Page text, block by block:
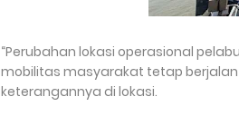
“Perubahan lokasi operasional
mobilitas masyarakat tetap
keterangannya di lokasi.